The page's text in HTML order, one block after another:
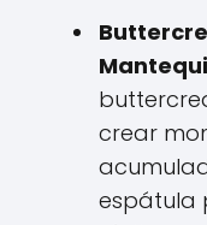
crear
espátula